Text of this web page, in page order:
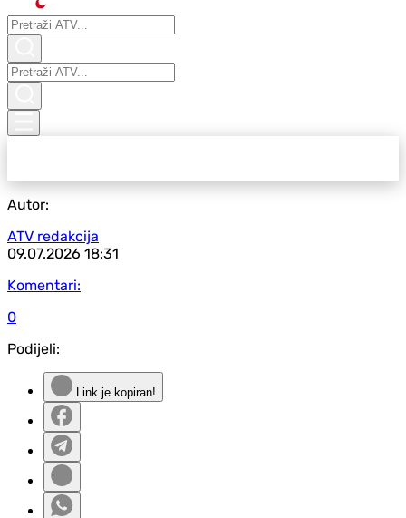
Autor:
ATV redakcija
09.07.2026 18:31
Komentari:
0
Podijeli:
Link je kopiran!